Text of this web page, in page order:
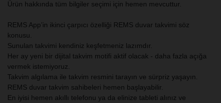
Ürün hakkında tüm bilgiler seçimi için hemen mevcuttur.
REMS App’in ikinci çarpıcı özelliği REMS duvar takvimi söz
konusu.
Sunulan takvimi kendiniz keşfetmeniz lazımdır.
Her ay yeni bir dijital takvim motifi aktif olacak - daha fazla açığa
vermek istemiyoruz.
Takvim algılama ile takvim resmini tarayın ve sürpriz yaşayın.
REMS duvar takvim sahibeleri hemen başlayabilir.
En iyisi hemen akıllı telefonu ya da elinize tableti alınız ve